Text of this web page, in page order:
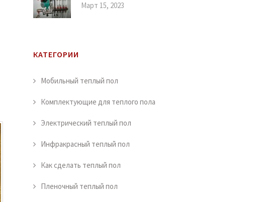
Март 15, 2023
КАТЕГОРИИ
Мобильный теплый пол
Комплектующие для теплого пола
Электрический теплый пол
Инфракрасный теплый пол
Как сделать теплый пол
Пленочный теплый пол